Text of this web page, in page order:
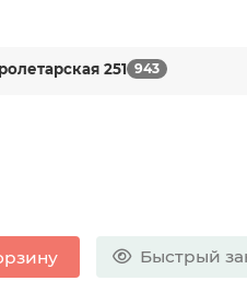
251 943
Быстрый